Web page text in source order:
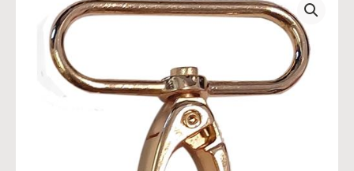
musketonhaken
aantal